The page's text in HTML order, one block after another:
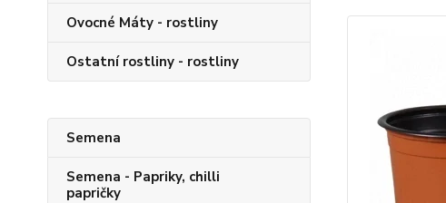
Ovocné Máty - rostliny
Ostatní rostliny - rostliny
Semena
Semena - Papriky, chilli
papričky